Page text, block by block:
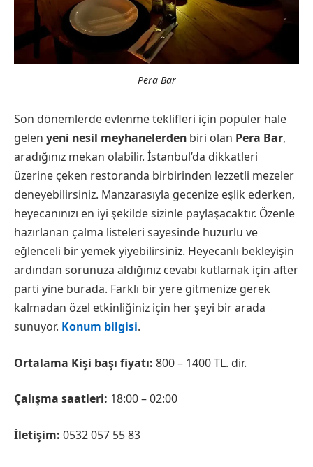
Pera Bar
Son dönemlerde evlenme teklifleri için popüler hale
gelen yeni nesil meyhanelerden biri olan Pera Bar,
aradığınız mekan olabilir. İstanbul’da dikkatleri
üzerine çeken restoranda birbirinden lezzetli mezeler
deneyebilirsiniz. Manzarasıyla gecenize eşlik ederken,
heyecanınızı en iyi şekilde sizinle paylaşacaktır. Özenle
hazırlanan çalma listeleri sayesinde huzurlu ve
eğlenceli bir yemek yiyebilirsiniz. Heyecanlı bekleyişin
ardından sorunuza aldığınız cevabı kutlamak için after
parti yine burada. Farklı bir yere gitmenize gerek
kalmadan özel etkinliğiniz için her şeyi bir arada
sunuyor. Konum bilgisi.
Ortalama Kişi başı fiyatı: 800 – 1400 TL. dir.
Çalışma saatleri: 18:00 – 02:00
İletişim: 0532 057 55 83